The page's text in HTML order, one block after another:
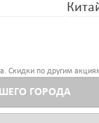
Скидки по другим
ГОРОДА